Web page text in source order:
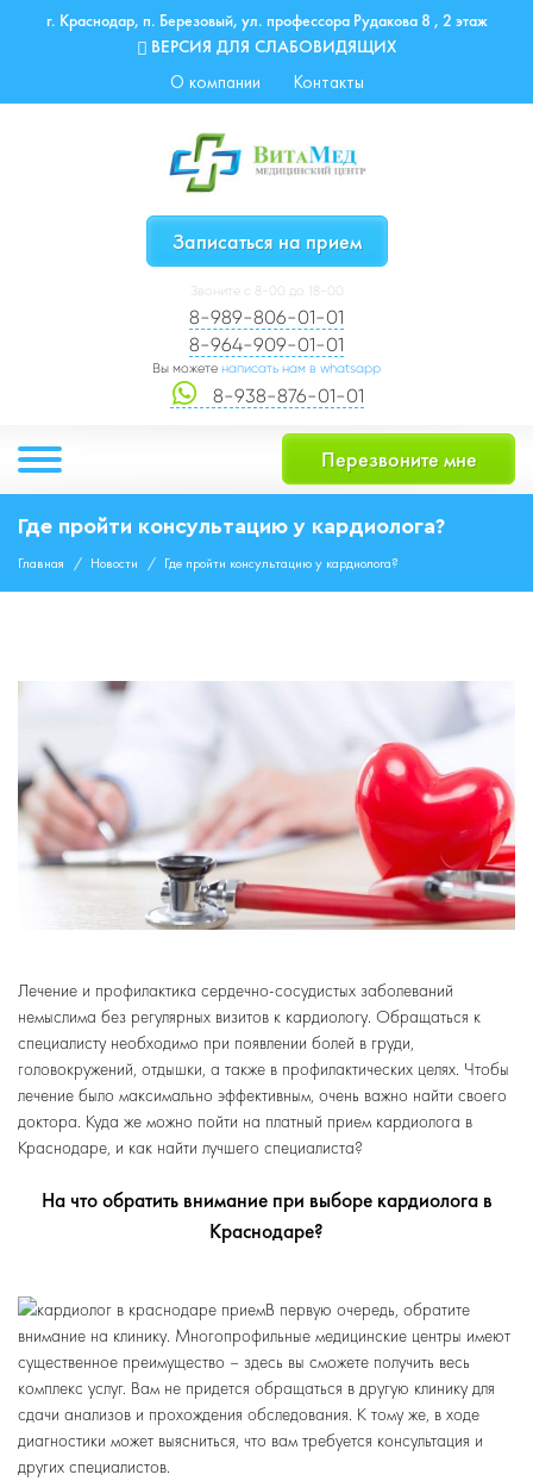
г. Краснодар, п. Березовый, ул. профессора Рудакова 8 , 2 этаж
ВЕРСИЯ ДЛЯ СЛАБОВИДЯЩИХ
О компании
Контакты
Звоните с 8-00 до 18-00
8-989-806-01-01
8-964-909-01-01
8-938-876-01-01
Вы можете написать нам в whatsapp
Записаться на прием
Перезвоните мне
Где пройти консультацию у кардиолога?
Главная Новости Где пройти консультацию у кардиолога?
Лечение и профилактика сердечно-сосудистых заболеваний
немыслима без регулярных визитов к кардиологу. Обращаться к
специалисту необходимо при появлении болей в груди,
головокружений, отдышки, а также в профилактических целях. Чтобы
лечение было максимально эффективным, очень важно найти своего
доктора. Куда же можно пойти на платный прием кардиолога в
Краснодаре, и как найти лучшего специалиста?
На что обратить внимание при выборе кардиолога в
Краснодаре?
В первую очередь, обратите
внимание на клинику. Многопрофильные медицинские центры имеют
существенное преимущество – здесь вы сможете получить весь
комплекс услуг. Вам не придется обращаться в другую клинику для
сдачи анализов и прохождения обследования. К тому же, в ходе
диагностики может выясниться, что вам требуется консультация и
других специалистов.